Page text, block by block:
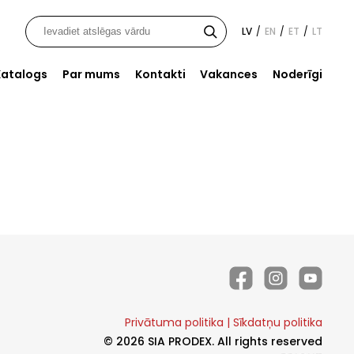
Par mums Kontakti Vakances Noderīgi
LV / EN / ET / LT
Privātuma politika | Sīkdatņu politika
© 2026 SIA PRODEX. All rights reserved